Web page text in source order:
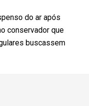
do ar após
conservador que
buscassem